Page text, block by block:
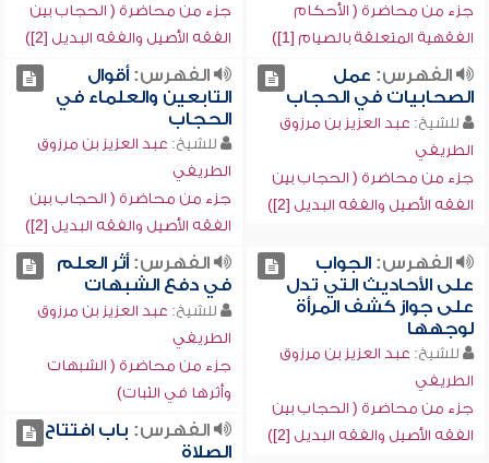
جزء من محاضرة ( الأحكام
الفقهية المتعلقة بالصيام [1])
جزء من محاضرة ( الحجاب بين
الفقه الأصيل والفقه البديل [2])
الفهرس: عمل
الصحابيات في الحجاب
للشيخ: عبد العزيز بن مرزوق
الطريفي
جزء من محاضرة ( الحجاب بين
الفقه الأصيل والفقه البديل [2])
الفهرس:أقوال
التابعين والعلماء في
الحجاب
للشيخ: عبد العزيز بن مرزوق
الطريفي
جزء من محاضرة ( الحجاب بين
الفقه الأصيل والفقه البديل [2])
الفهرس:الجواب
على الأحاديث التي تدل
على جواز كشف المرأة
لوجهها
للشيخ: عبد العزيز بن مرزوق
الطريفي
جزء من محاضرة ( الحجاب بين
الفقه الأصيل والفقه البديل [2])
الفهرس:أثر العلم
في دفع الشبهات
للشيخ: عبد العزيز بن مرزوق
الطريفي
جزء من محاضرة ( الشبهات
وأثرها في الثبات)
الفهرس: باب افتتاح
الصلاة